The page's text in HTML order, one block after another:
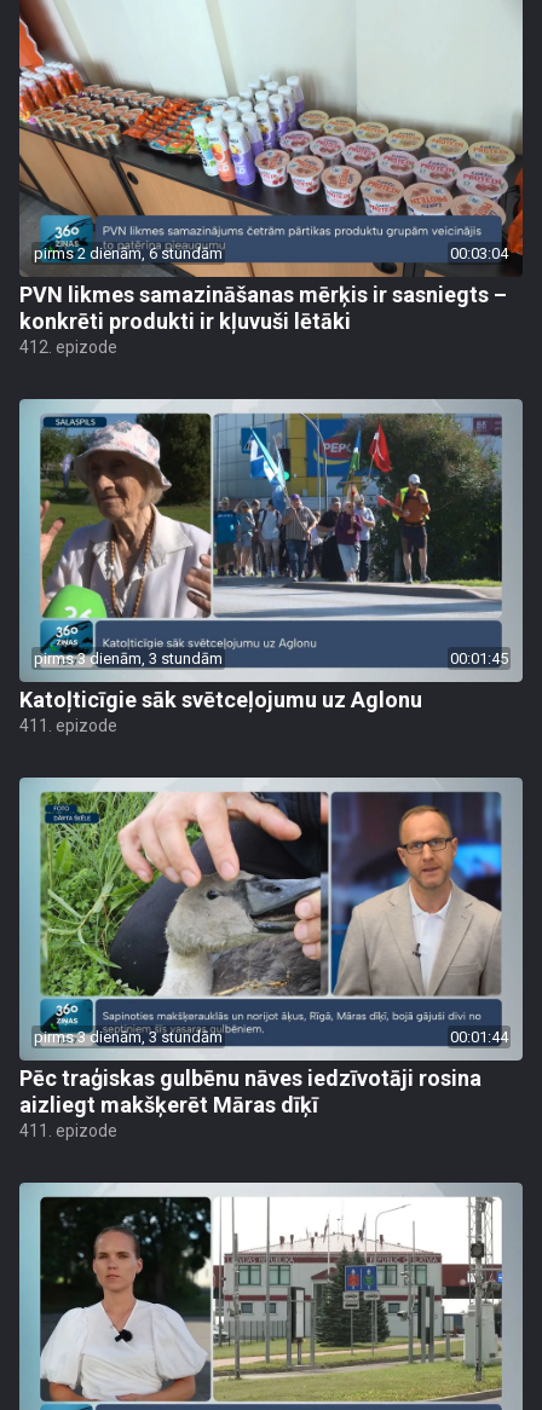
pirms 2 dienām, 6 stundām 00:03:04
PVN likmes samazināšanas mērķis ir sasniegts –
konkrēti produkti ir kļuvuši lētāki
412. epizode
pirms 3 dienām, 3 stundām 00:01:45
Katoļticīgie sāk svētceļojumu uz Aglonu
411. epizode
pirms 3 dienām, 3 stundām 00:01:44
Pēc traģiskas gulbēnu nāves iedzīvotāji rosina
aizliegt makšķerēt Māras dīķī
411. epizode